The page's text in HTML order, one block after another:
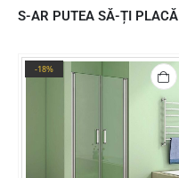
S-AR PUTEA SĂ-ȚI PLACĂ
-18%